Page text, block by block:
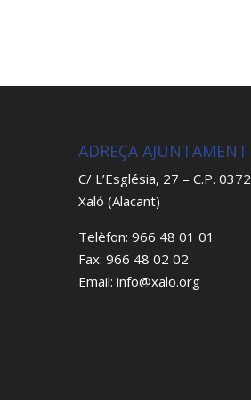
ADREÇA AJUNTAMENT
C/ L’Església, 27 – C.P.
Xaló (Alacant)
Telèfon: 966 48 01 01
Fax: 966 48 02 02
Email: info@xalo.org